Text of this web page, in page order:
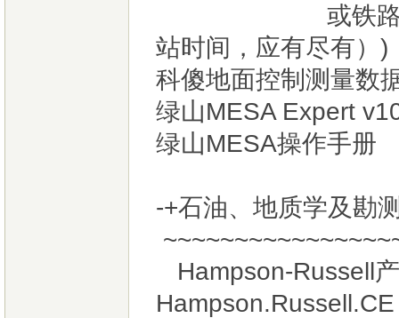
或铁路路线（
站时间，应有尽有）)
科傻地面控制测量数
绿山MESA Expert
绿山MESA操作手册
-+石油、地质学及勘
Hampson-Russell